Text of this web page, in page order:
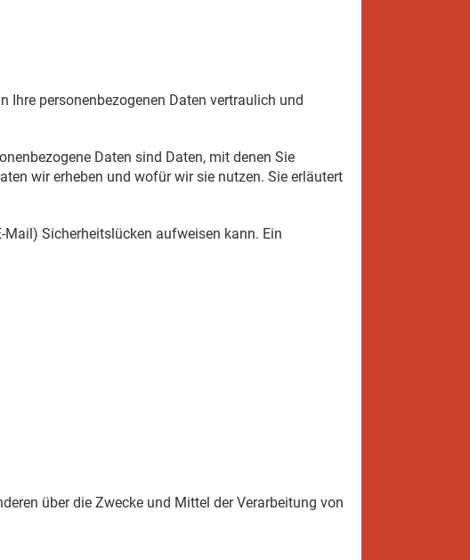
Ihre personenbezogenen Daten vertraulich und
Daten sind Daten, mit denen Sie
wir erheben und wofür wir sie nutzen. Sie erläutert
Sicherheitslücken aufweisen kann. Ein
über die Zwecke und Mittel der Verarbeitung von